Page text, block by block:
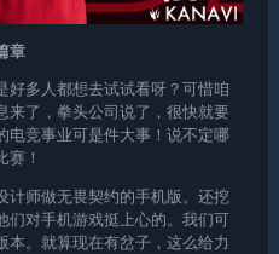
章
好多人都想去试试看呀？可惜咱
来了，拳头公司说了，很快就要
电竞事业可是件大事！说不定哪
赛！
计师做无畏契约的手机版。还挖
们对手机游戏挺上心的。我们可
本。就算现在有岔子，这么给力